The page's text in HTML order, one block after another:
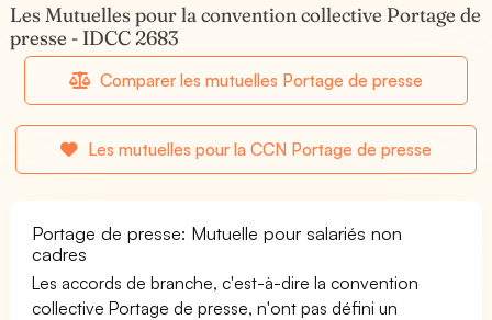
Les Mutuelles pour la convention collective Portage de
presse - IDCC 2683
Comparer les mutuelles Portage de presse
Les mutuelles pour la CCN Portage de presse
Portage de presse: Mutuelle pour salariés non
cadres
Les accords de branche, c'est-à-dire la convention
collective Portage de presse, n'ont pas défini un